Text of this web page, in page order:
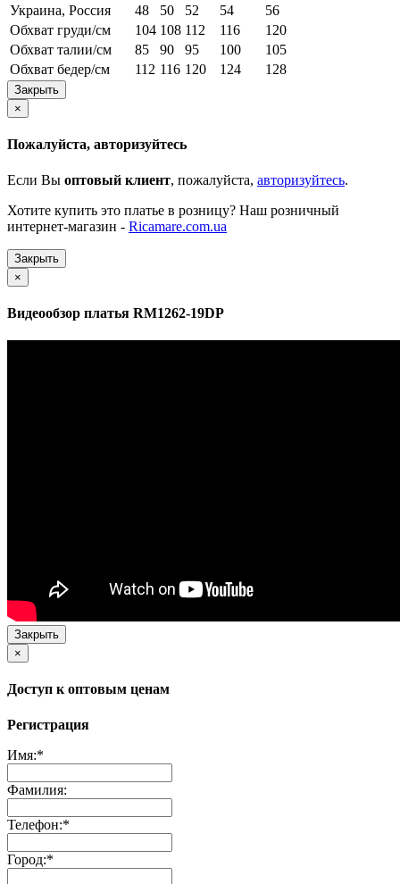
Украина, Россия
48 50 52 54
56
Обхват груди/см
104 108 112 116
120
Обхват талии/см
85 90 95 100
105
Обхват бедер/см
112 116 120 124 128
Закрыть
×
Пожалуйста, авторизуйтесь
Если Вы оптовый клиент, пожалуйста, авторизуйтесь.
Хотите купить это платье в розницу? Наш розничный
интернет-магазин - Ricamare.com.ua
Закрыть
×
Видеообзор платья RM1262-19DP
Закрыть
×
Доступ к оптовым ценам
Регистрация
Имя:*
Фамилия:
Телефон:*
Город:*